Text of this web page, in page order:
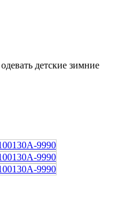
детские зимние